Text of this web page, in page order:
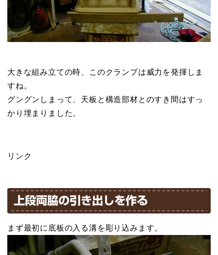
大きな組み立ての時、このクランプは威力を発揮しま
すね。
グングンしまって、天板と構造部材とのすき間はすっ
かり埋まりました。
リンク
上段両脇の引き出しを作る
まず最初に底板の入る溝を彫り込みます。